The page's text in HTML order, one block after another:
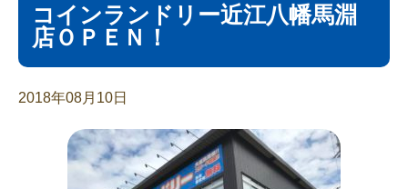
コインランドリー近江八幡馬淵
店ＯＰＥＮ！
2018年08月10日